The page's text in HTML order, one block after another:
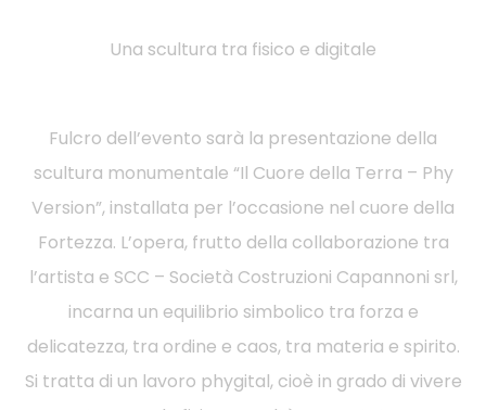
Una scultura tra fisico e digitale
Fulcro dell’evento sarà la presentazione della
scultura monumentale “Il Cuore della Terra – Phy
Version”, installata per l’occasione nel cuore della
Fortezza. L’opera, frutto della collaborazione tra
l’artista e SCC – Società Costruzioni Capannoni srl,
incarna un equilibrio simbolico tra forza e
delicatezza, tra ordine e caos, tra materia e spirito.
Si tratta di un lavoro phygital, cioè in grado di vivere